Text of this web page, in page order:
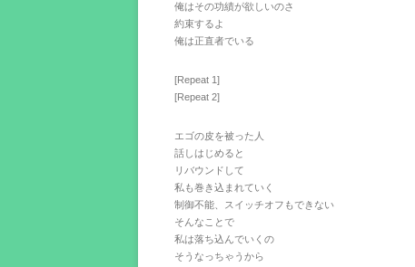
俺はその功績が欲しいのさ
約束するよ
俺は正直者でいる
[Repeat 1]
[Repeat 2]
エゴの皮を被った人
話しはじめると
リバウンドして
私も巻き込まれていく
制御不能、スイッチオフもできない
そんなことで
私は落ち込んでいくの
そうなっちゃうから